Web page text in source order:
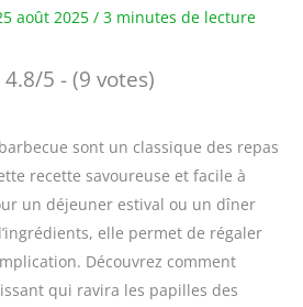
août 2025 / 3 minutes de lecture
4.8/5 - (9 votes)
sont un classique des repas
recette savoureuse et facile à
un déjeuner estival ou un dîner
elle permet de régaler
Découvrez comment
qui ravira les papilles des